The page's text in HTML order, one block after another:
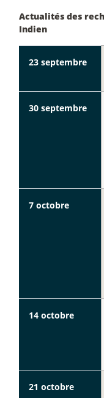
Actualités des
Indien
23 septembre
30 septembre
7 octobre
14 octobre
21 octobre